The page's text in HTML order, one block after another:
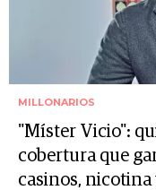
MILLONARIOS
"Míster Vicio":
cobertura que
casinos, nicotina